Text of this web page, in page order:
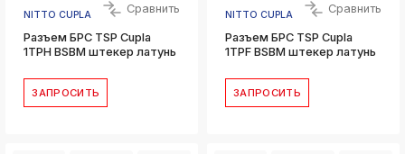
NITTO CUPLA Сравнить
Разъем БРС TSP Cupla
1TPH BSBM штекер латунь
ЗАПРОСИТЬ
NITTO CUPLA Сравнить
Разъем БРС TSP Cupla
1TPF BSBM штекер латунь
ЗАПРОСИТЬ